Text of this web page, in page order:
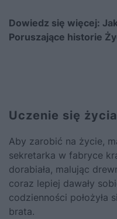
Dowiedz się więcej:
Poruszające historie
Uczenie się
Aby zarobić na życie,
sekretarka w fabryce
dorabiała, malując
coraz lepiej dawały
codzienności położyła
brata.